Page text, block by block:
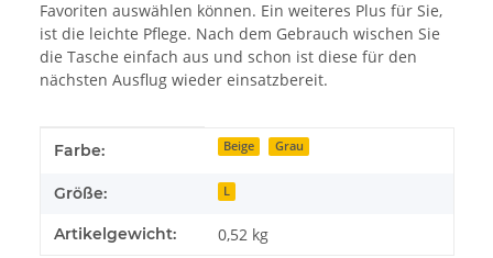
Favoriten auswählen können. Ein weiteres Plus für Sie,
ist die leichte Pflege. Nach dem Gebrauch wischen Sie
die Tasche einfach aus und schon ist diese für den
nächsten Ausflug wieder einsatzbereit.
Produkteigenschaft
Wert
Farbe: Beige Grau
Größe: L
Artikelgewicht: 0,52 kg